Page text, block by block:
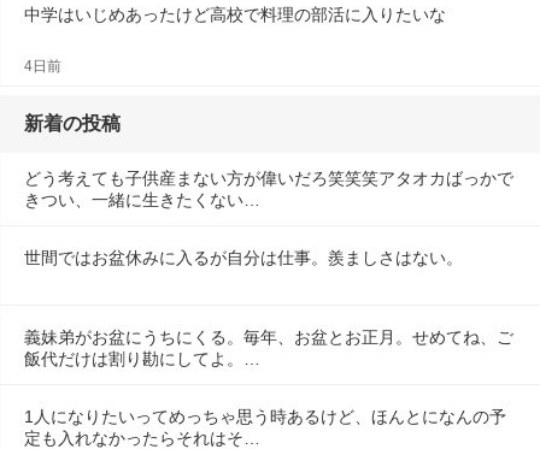
中学はいじめあったけど高校で料理の部活に入りたいな
4日前
新着の投稿
どう考えても子供産まない方が偉いだろ笑笑笑アタオカばっかで
きつい、一緒に生きたくない…
世間ではお盆休みに入るが自分は仕事。羨ましさはない。
義妹弟がお盆にうちにくる。毎年、お盆とお正月。せめてね、ご
飯代だけは割り勘にしてよ。…
1人になりたいってめっちゃ思う時あるけど、ほんとになんの予
定も入れなかったらそれはそ…